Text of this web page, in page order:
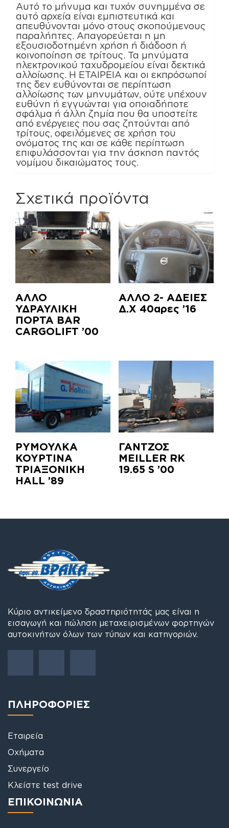
Αυτό το μήνυμα και τυχόν συνημμένα σε
αυτό αρχεία είναι εμπιστευτικά και
απευθύνονται μόνο στους σκοπούμενους
παραλήπτες. Απαγορεύεται η μη
εξουσιοδοτημένη χρήση ή διάδοση ή
κοινοποίηση σε τρίτους. Τα μηνύματα
ηλεκτρονικού ταχυδρομείου είναι δεκτικά
αλλοίωσης. Η ΕΤΑΙΡΕΙΑ και οι εκπρόσωποί
της δεν ευθύνονται σε περίπτωση
αλλοίωσης των μηνυμάτων, ούτε υπέχουν
ευθύνη ή εγγυώνται για οποιαδήποτε
σφάλμα ή άλλη ζημία που θα υποστείτε
από ενέργειες που σας ζητούνται από
τρίτους, οφειλόμενες σε χρήση του
ονόματος της και σε κάθε περίπτωση
επιφυλάσσονται για την άσκηση παντός
νομίμου δικαιώματος τους.
Σχετικά προϊόντα
ΑΛΛΟ
ΥΔΡΑΥΛΙΚΗ
ΠΟΡΤΑ BAR
CARGOLIFT ’00
ΑΛΛΟ 2- ΑΔΕΙΕΣ
Δ.Χ 40αρες ’16
ΡΥΜΟΥΛΚΑ
ΚΟΥΡΤΙΝΑ
ΤΡΙΑΞΟΝΙΚΗ
HALL ’89
ΓΑΝΤΖΟΣ
MEILLER RK
19.65 S ’00
Κύριο αντικείμενο δραστηριότητάς μας είναι η
εισαγωγή και πώληση μεταχειρισμένων φορτηγών
αυτοκινήτων όλων των τύπων και κατηγοριών.
ΠΛΗΡΟΦΟΡΙΕΣ
Εταιρεία
Οχήματα
Συνεργείο
Κλείστε test drive
ΕΠΙΚΟΙΝΩΝΙΑ